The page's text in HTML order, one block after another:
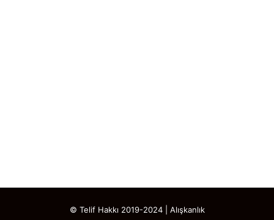
© Telif Hakkı 2019-2024 | Alışkanlık